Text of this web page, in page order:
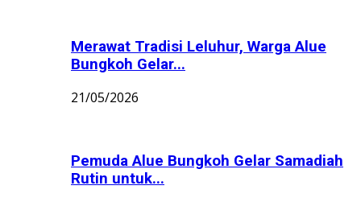
Merawat Tradisi Leluhur, Warga Alue
Bungkoh Gelar...
21/05/2026
Pemuda Alue Bungkoh Gelar Samadiah
Rutin untuk...